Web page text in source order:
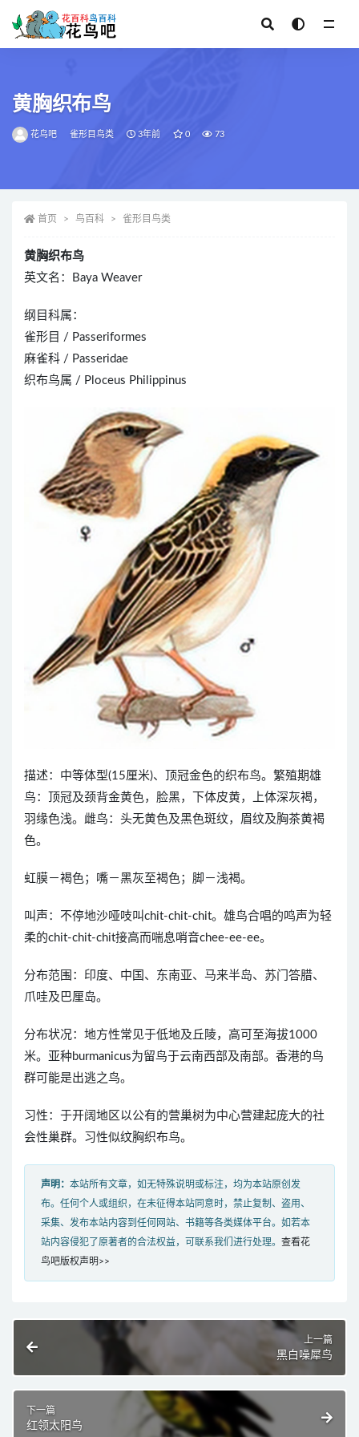
黄胸织布鸟
花鸟吧 雀形目鸟类 3年前 0 73
首页 鸟百科 雀形目鸟类
黄胸织布鸟
英文名：Baya Weaver
纲目科属：
雀形目 / Passeriformes
麻雀科 / Passeridae
织布鸟属 / Ploceus Philippinus
描述：中等体型(15厘米)、顶冠金色的织布鸟。繁殖期雄
鸟：顶冠及颈背金黄色，脸黑，下体皮黄，上体深灰褐，
羽缘色浅。雌鸟：头无黄色及黑色斑纹，眉纹及胸茶黄褐
色。
虹膜－褐色；嘴－黑灰至褐色；脚－浅褐。
叫声：不停地沙哑吱叫chit-chit-chit。雄鸟合唱的鸣声为轻
柔的chit-chit-chit接高而喘息哨音chee-ee-ee。
分布范围：印度、中国、东南亚、马来半岛、苏门答腊、
爪哇及巴厘岛。
分布状况：地方性常见于低地及丘陵，高可至海拔1000
米。亚种burmanicus为留鸟于云南西部及南部。香港的鸟
群可能是出逃之鸟。
习性：于开阔地区以公有的营巢树为中心营建起庞大的社
会性巢群。习性似纹胸织布鸟。
声明： 本站所有文章，如无特殊说明或标注，均为本站原创发
布。任何个人或组织，在未征得本站同意时，禁止复制、盗用、
采集、发布本站内容到任何网站、书籍等各类媒体平台。如若本
站内容侵犯了原著者的合法权益，可联系我们进行处理。 查看花
鸟吧版权声明>>
上一篇
黑白噪犀鸟
下一篇
红领太阳鸟